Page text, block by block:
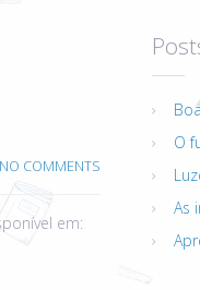
NO COMMENTS
em:
O
As